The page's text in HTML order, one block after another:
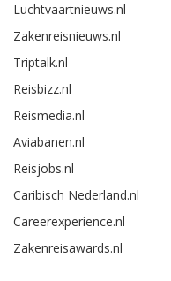
Luchtvaartnieuws.nl
Zakenreisnieuws.nl
Triptalk.nl
Reisbizz.nl
Reismedia.nl
Aviabanen.nl
Reisjobs.nl
Caribisch Nederland.nl
Careerexperience.nl
Zakenreisawards.nl